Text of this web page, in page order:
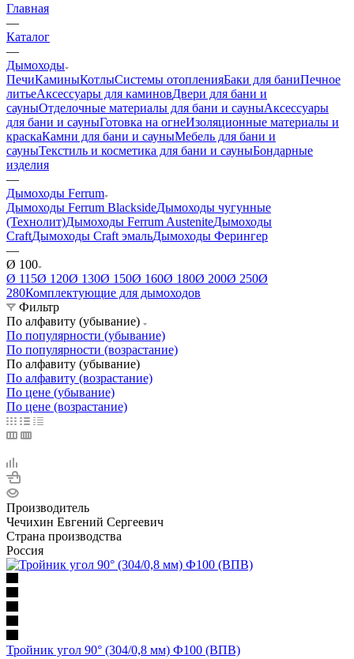
Главная
—
Каталог
—
Дымоходы
ПечиКаминыКотлыСистемы отопленияБаки для баниПечное
литьеАксессуары для каминовДвери для бани и
сауныОтделочные материалы для бани и сауныАксессуары
для бани и сауныГотовка на огнеИзоляционные материалы и
краскаКамни для бани и сауныМебель для бани и
сауныТекстиль и косметика для бани и сауныБондарные
изделия
—
Дымоходы Ferrum
Дымоходы Ferrum BlacksideДымоходы чугунные
(Технолит)Дымоходы Ferrum AusteniteДымоходы
CraftДымоходы Craft эмальДымоходы Ферингер
—
Ø 100
Ø 115Ø 120Ø 130Ø 150Ø 160Ø 180Ø 200Ø 250Ø
280Комплектующие для дымоходов
Фильтр
По алфавиту (убывание)
По популярности (убывание)
По популярности (возрастание)
По алфавиту (убывание)
По алфавиту (возрастание)
По цене (убывание)
По цене (возрастание)
Производитель
Чечихин Евгений Сергеевич
Страна производства
Россия
Тройник угол 90° (304/0,8 мм) Ф100 (ВПВ)